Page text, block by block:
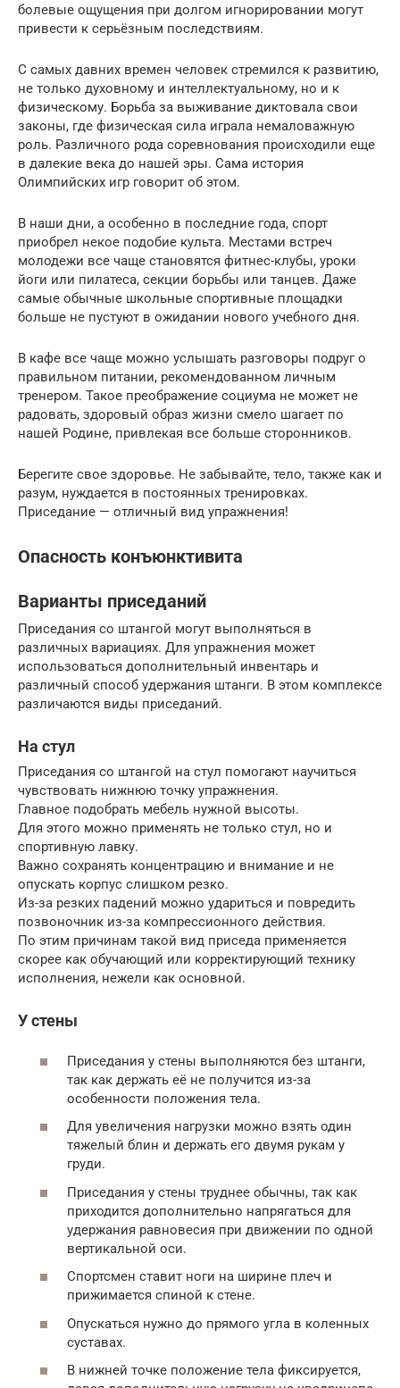
болевые ощущения при долгом игнорировании могут
привести к серьёзным последствиям.
С самых давних времен человек стремился к развитию,
не только духовному и интеллектуальному, но и к
физическому. Борьба за выживание диктовала свои
законы, где физическая сила играла немаловажную
роль. Различного рода соревнования происходили еще
в далекие века до нашей эры. Сама история
Олимпийских игр говорит об этом.
В наши дни, а особенно в последние года, спорт
приобрел некое подобие культа. Местами встреч
молодежи все чаще становятся фитнес-клубы, уроки
йоги или пилатеса, секции борьбы или танцев. Даже
самые обычные школьные спортивные площадки
больше не пустуют в ожидании нового учебного дня.
В кафе все чаще можно услышать разговоры подруг о
правильном питании, рекомендованном личным
тренером. Такое преображение социума не может не
радовать, здоровый образ жизни смело шагает по
нашей Родине, привлекая все больше сторонников.
Берегите свое здоровье. Не забывайте, тело, также как и
разум, нуждается в постоянных тренировках.
Приседание — отличный вид упражнения!
Опасность конъюнктивита
Варианты приседаний
Приседания со штангой могут выполняться в
различных вариациях. Для упражнения может
использоваться дополнительный инвентарь и
различный способ удержания штанги. В этом комплексе
различаются виды приседаний.
На стул
Приседания со штангой на стул помогают научиться
чувствовать нижнюю точку упражнения.
Главное подобрать мебель нужной высоты.
Для этого можно применять не только стул, но и
спортивную лавку.
Важно сохранять концентрацию и внимание и не
опускать корпус слишком резко.
Из-за резких падений можно удариться и повредить
позвоночник из-за компрессионного действия.
По этим причинам такой вид приседа применяется
скорее как обучающий или корректирующий технику
исполнения, нежели как основной.
У стены
Приседания у стены выполняются без штанги,
так как держать её не получится из-за
особенности положения тела.
Для увеличения нагрузки можно взять один
тяжелый блин и держать его двумя рукам у
груди.
Приседания у стены труднее обычны, так как
приходится дополнительно напрягаться для
удержания равновесия при движении по одной
вертикальной оси.
Спортсмен ставит ноги на ширине плеч и
прижимается спиной к стене.
Опускаться нужно до прямого угла в коленных
суставах.
В нижней точке положение тела фиксируется,